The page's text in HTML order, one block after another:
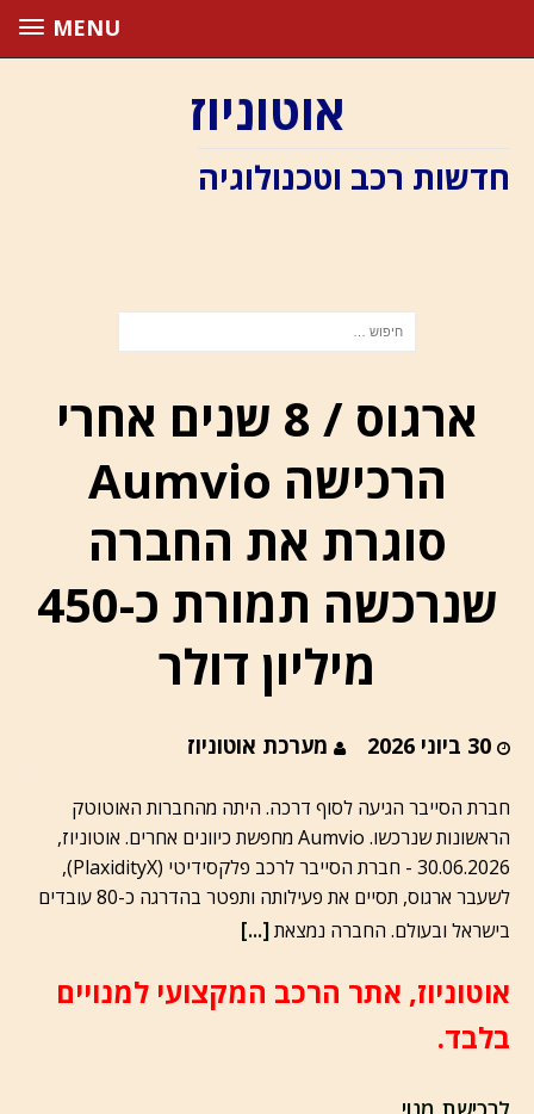
MENU
אוטוניוז
חדשות רכב וטכנולוגיה
ארגוס / 8 שנים אחרי
הרכישה Aumvio
סוגרת את החברה
שנרכשה תמורת כ-450
מיליון דולר
30 ביוני 2026 מערכת אוטוניוז
חברת הסייבר הגיעה לסוף דרכה. היתה מהחברות האוטוטק
הראשונות שנרכשו. Aumvio מחפשת כיוונים אחרים. אוטוניוז,
30.06.2026 - חברת הסייבר לרכב פלקסידיטי (PlaxidityX),
לשעבר ארגוס, תסיים את פעילותה ותפטר בהדרגה כ-80 עובדים
בישראל ובעולם. החברה נמצאת[...]
אוטוניוז, אתר הרכב המקצועי למנויים
בלבד.